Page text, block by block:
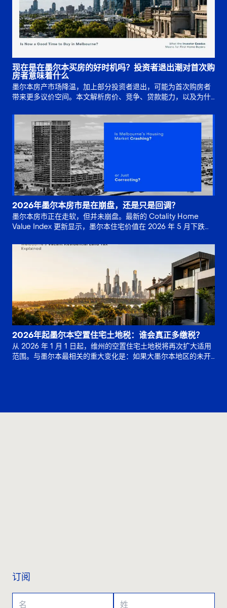
现在是在墨尔本买房的好时机吗？投资者退出潮对首次购
房者意味着什么
墨尔本房产市场降温，加上部分投资者退出，可能为首次购房者
带来更多议价空间。本文解析房价、竞争、贷款能力，以及为什
2026年墨尔本房市是在崩盘，还是只是回调？
墨尔本房市正在走软，但并未崩盘。最新的 Cotality Home
Value Index 更新显示，墨尔本住宅价值在 2026 年 5 月下跌
2026年起墨尔本空置住宅土地税：谁会真正多缴税？
从 2026 年 1 月 1 日起，维州的空置住宅土地税将再次扩大适用
范围。与墨尔本最相关的重大变化是：如果大墨尔本地区的未开
订阅